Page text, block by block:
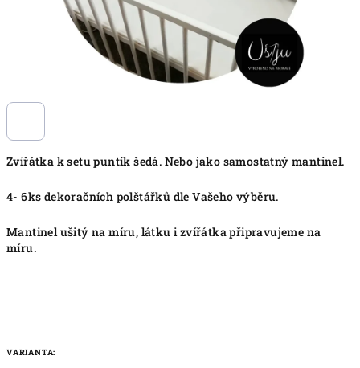
Zvířátka k setu puntík šedá. Nebo jako samostatný mantinel.
4- 6ks dekoračních polštářků dle Vašeho výběru.
Mantinel ušitý na míru, látku i zvířátka připravujeme na
míru.
VARIANTA: